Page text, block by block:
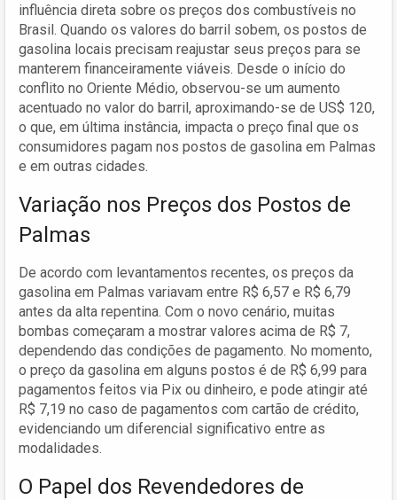
influência direta sobre os preços dos combustíveis no
Brasil. Quando os valores do barril sobem, os postos de
gasolina locais precisam reajustar seus preços para se
manterem financeiramente viáveis. Desde o início do
conflito no Oriente Médio, observou-se um aumento
acentuado no valor do barril, aproximando-se de US$ 120,
o que, em última instância, impacta o preço final que os
consumidores pagam nos postos de gasolina em Palmas
e em outras cidades.
Variação nos Preços dos Postos de
Palmas
De acordo com levantamentos recentes, os preços da
gasolina em Palmas variavam entre R$ 6,57 e R$ 6,79
antes da alta repentina. Com o novo cenário, muitas
bombas começaram a mostrar valores acima de R$ 7,
dependendo das condições de pagamento. No momento,
o preço da gasolina em alguns postos é de R$ 6,99 para
pagamentos feitos via Pix ou dinheiro, e pode atingir até
R$ 7,19 no caso de pagamentos com cartão de crédito,
evidenciando um diferencial significativo entre as
modalidades.
O Papel dos Revendedores de